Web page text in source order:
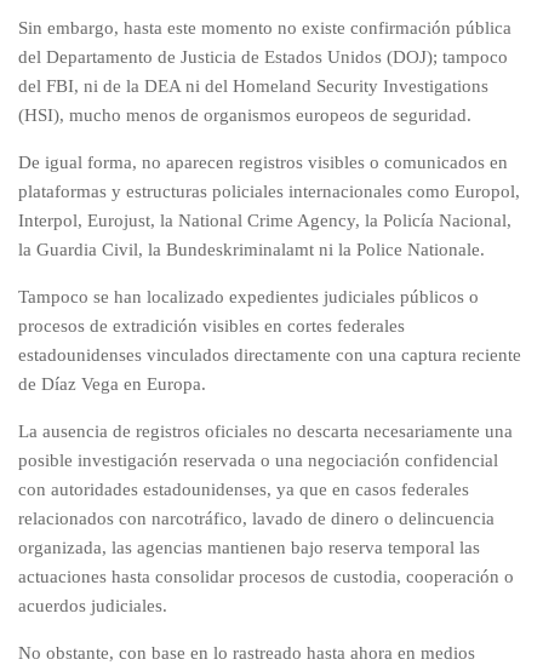
Sin embargo, hasta este momento no existe confirmación pública
del Departamento de Justicia de Estados Unidos (DOJ); tampoco
del FBI, ni de la DEA ni del Homeland Security Investigations
(HSI), mucho menos de organismos europeos de seguridad.
De igual forma, no aparecen registros visibles o comunicados en
plataformas y estructuras policiales internacionales como Europol,
Interpol, Eurojust, la National Crime Agency, la Policía Nacional,
la Guardia Civil, la Bundeskriminalamt ni la Police Nationale.
Tampoco se han localizado expedientes judiciales públicos o
procesos de extradición visibles en cortes federales
estadounidenses vinculados directamente con una captura reciente
de Díaz Vega en Europa.
La ausencia de registros oficiales no descarta necesariamente una
posible investigación reservada o una negociación confidencial
con autoridades estadounidenses, ya que en casos federales
relacionados con narcotráfico, lavado de dinero o delincuencia
organizada, las agencias mantienen bajo reserva temporal las
actuaciones hasta consolidar procesos de custodia, cooperación o
acuerdos judiciales.
No obstante, con base en lo rastreado hasta ahora en medios